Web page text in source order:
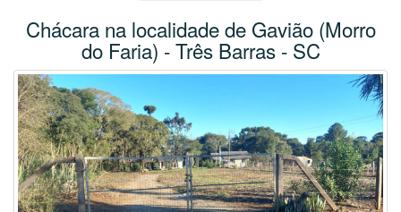
Chácara na localidade de Gavião (Morro
do Faria) - Três Barras - SC